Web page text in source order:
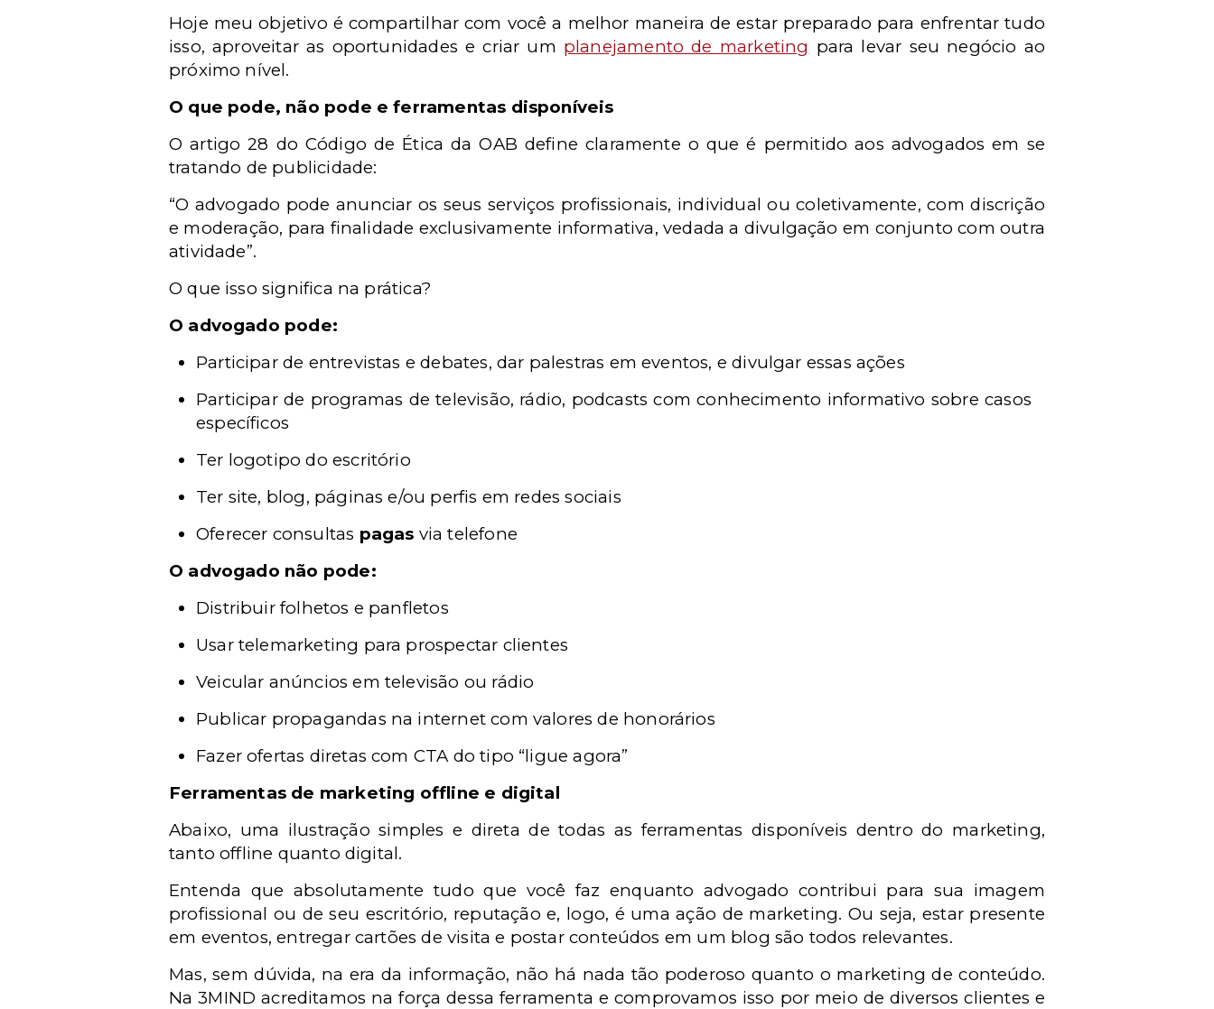
Hoje meu objetivo é compartilhar com você a melhor maneira de estar preparado para enfrentar tudo
isso, aproveitar as oportunidades e criar um planejamento de marketing para levar seu negócio ao
próximo nível.
O que pode, não pode e ferramentas disponíveis
O artigo 28 do Código de Ética da OAB define claramente o que é permitido aos advogados em se
tratando de publicidade:
“O advogado pode anunciar os seus serviços profissionais, individual ou coletivamente, com discrição
e moderação, para finalidade exclusivamente informativa, vedada a divulgação em conjunto com outra
atividade”.
O que isso significa na prática?
O advogado pode:
Participar de entrevistas e debates, dar palestras em eventos, e divulgar essas ações
Participar de programas de televisão, rádio, podcasts com conhecimento informativo sobre casos
específicos
Ter logotipo do escritório
Ter site, blog, páginas e/ou perfis em redes sociais
Oferecer consultas pagas via telefone
O advogado não pode:
Distribuir folhetos e panfletos
Usar telemarketing para prospectar clientes
Veicular anúncios em televisão ou rádio
Publicar propagandas na internet com valores de honorários
Fazer ofertas diretas com CTA do tipo “ligue agora”
Ferramentas de marketing offline e digital
Abaixo, uma ilustração simples e direta de todas as ferramentas disponíveis dentro do marketing,
tanto offline quanto digital.
Entenda que absolutamente tudo que você faz enquanto advogado contribui para sua imagem
profissional ou de seu escritório, reputação e, logo, é uma ação de marketing. Ou seja, estar presente
em eventos, entregar cartões de visita e postar conteúdos em um blog são todos relevantes.
Mas, sem dúvida, na era da informação, não há nada tão poderoso quanto o marketing de conteúdo.
Na 3MIND acreditamos na força dessa ferramenta e comprovamos isso por meio de diversos clientes e